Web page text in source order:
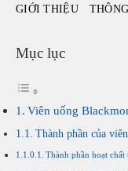
GIỚI THIỆU
Mục lục
Viên uống
Thành phần của
Thành phần hoạt